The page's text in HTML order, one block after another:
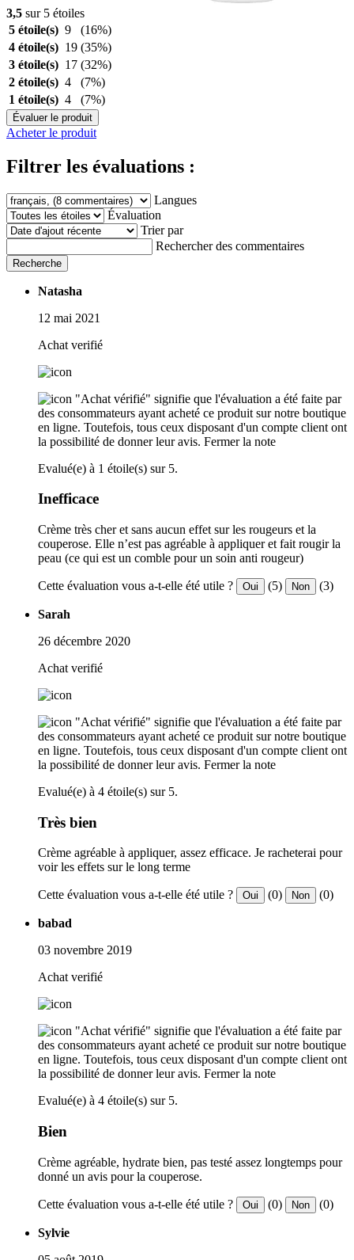
3,5 sur 5 étoiles
5 étoile(s) 9
(16%)
4 étoile(s) 19 (35%)
3 étoile(s) 17 (32%)
2 étoile(s) 4
(7%)
1 étoile(s) 4 (7%)
Évaluer le produit
Acheter le produit
Filtrer les évaluations :
Langues
Évaluation
Trier par
Rechercher des commentaires
Recherche
Natasha
12 mai 2021
Achat verifié
"Achat vérifié" signifie que l'évaluation a été faite par
des consommateurs ayant acheté ce produit sur notre boutique
en ligne. Toutefois, tous ceux disposant d'un compte client ont
la possibilité de donner leur avis. Fermer la note
Evalué(e) à 1 étoile(s) sur 5.
Inefficace
Crème très cher et sans aucun effet sur les rougeurs et la
couperose. Elle n’est pas agréable à appliquer et fait rougir la
peau (ce qui est un comble pour un soin anti rougeur)
Cette évaluation vous a-t-elle été utile ? Oui (5) Non (3)
Sarah
26 décembre 2020
Achat verifié
"Achat vérifié" signifie que l'évaluation a été faite par
des consommateurs ayant acheté ce produit sur notre boutique
en ligne. Toutefois, tous ceux disposant d'un compte client ont
la possibilité de donner leur avis. Fermer la note
Evalué(e) à 4 étoile(s) sur 5.
Très bien
Crème agréable à appliquer, assez efficace. Je racheterai pour
voir les effets sur le long terme
Cette évaluation vous a-t-elle été utile ? Oui (0) Non (0)
babad
03 novembre 2019
Achat verifié
"Achat vérifié" signifie que l'évaluation a été faite par
des consommateurs ayant acheté ce produit sur notre boutique
en ligne. Toutefois, tous ceux disposant d'un compte client ont
la possibilité de donner leur avis. Fermer la note
Evalué(e) à 4 étoile(s) sur 5.
Bien
Crème agréable, hydrate bien, pas testé assez longtemps pour
donné un avis pour la couperose.
Cette évaluation vous a-t-elle été utile ? Oui (0) Non (0)
Sylvie